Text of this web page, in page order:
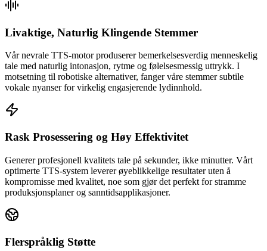
Livaktige, Naturlig Klingende Stemmer
Vår nevrale TTS-motor produserer bemerkelsesverdig menneskelig
tale med naturlig intonasjon, rytme og følelsesmessig uttrykk. I
motsetning til robotiske alternativer, fanger våre stemmer subtile
vokale nyanser for virkelig engasjerende lydinnhold.
Rask Prosessering og Høy Effektivitet
Generer profesjonell kvalitets tale på sekunder, ikke minutter. Vårt
optimerte TTS-system leverer øyeblikkelige resultater uten å
kompromisse med kvalitet, noe som gjør det perfekt for stramme
produksjonsplaner og sanntidsapplikasjoner.
Flerspråklig Støtte